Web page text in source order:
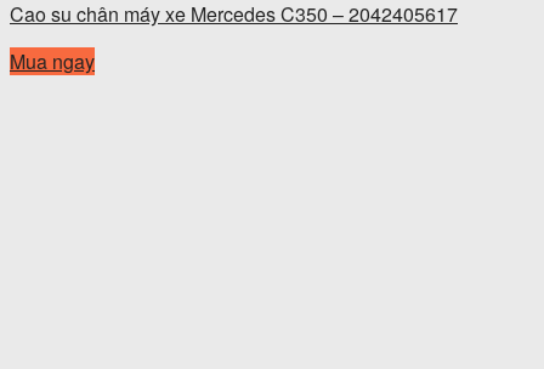
Cao su chân máy xe Mercedes C350 – 2042405617
Mua ngay